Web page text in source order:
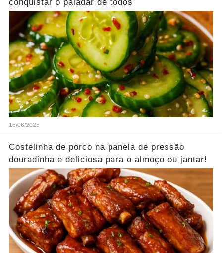
conquistar o paladar de todos
16/06/2025
Costelinha de porco na panela de pressão
douradinha e deliciosa para o almoço ou jantar!